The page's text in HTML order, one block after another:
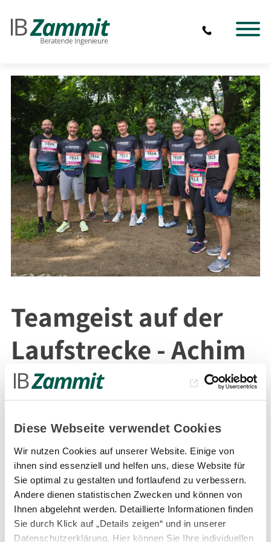
Diese Webseite verwendet Cookies
Wir nutzen Cookies auf unserer Website. Einige von
ihnen sind essenziell und helfen uns, diese Website für
Sie optimal zu gestalten und fortlaufend zu verbessern.
Andere dienen statistischen Zwecken und können von
Ihnen abgelehnt werden. Detaillierte Informationen finden
Sie durch Klick auf „Details zeigen“ und in unserer
Datenschutzerklärung. Hier können Sie Ihre individuellen
Teamgeist auf der
Laufstrecke - Achim
beim B2Run 2026
Beim B2Run 2026 gingen Kolleginnen und Kollegen
aus Achim und der Bauüberwachung als
gemeinsames Team an den Start. Mit viel Motivation,
Teamgeist und guter Laune meisterten sie die Strecke
und zeigten, dass Zusammenhalt nicht nur im
Arbeitsalltag, sondern auch auf der Laufstrecke